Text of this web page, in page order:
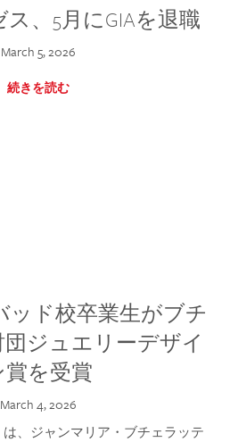
、5月にGIAを退職
March 5, 2026
続きを読む
ッド校卒業生がブチ
ジュエリーデザイ
賞を受賞
March 4, 2026
、ジャンマリア・ブチェラッテ